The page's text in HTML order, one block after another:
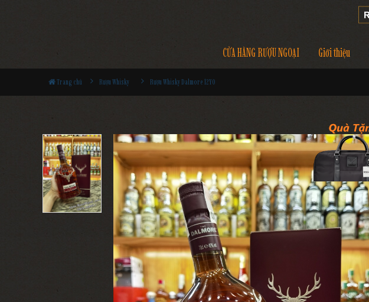
CỬA HÀNG RƯỢU NGOẠI Giới thiệu
Trang chủ Rượu Whisky Rượu Whisky Dalmore 12YO